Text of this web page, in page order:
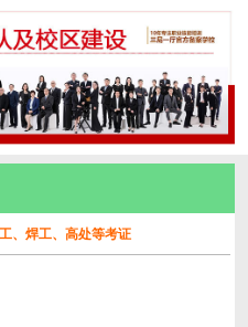
、焊工、高处等考证